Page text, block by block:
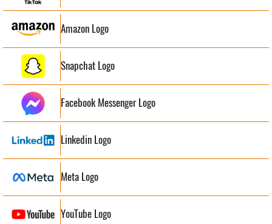
Amazon Logo
Snapchat Logo
Facebook Messenger Logo
Linkedin Logo
Meta Logo
YouTube Logo